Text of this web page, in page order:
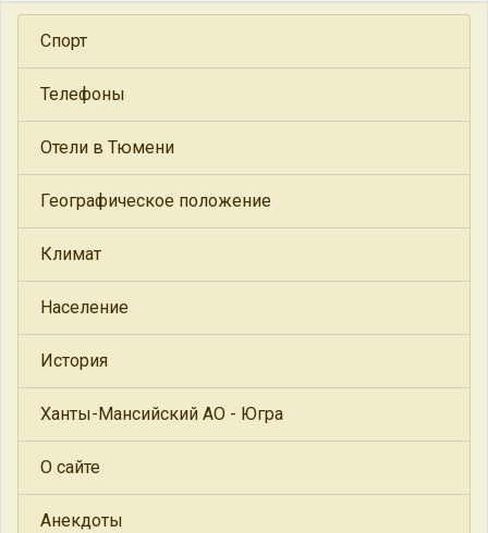
Спорт
Телефоны
Отели в Тюмени
Географическое положение
Климат
Население
История
Ханты-Мансийский АО - Югра
О сайте
Анекдоты